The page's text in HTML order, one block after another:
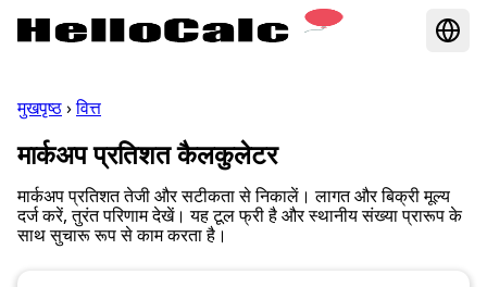
मुखपृष्ठ›वित्त
मार्कअप प्रतिशत कैलकुलेटर
मार्कअप प्रतिशत तेजी और सटीकता से निकालें। लागत और बिक्री मूल्य
दर्ज करें, तुरंत परिणाम देखें। यह टूल फ्री है और स्थानीय संख्या प्रारूप के
साथ सुचारू रूप से काम करता है।